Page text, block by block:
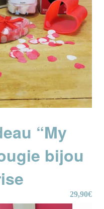
“My
bijou
29,90€